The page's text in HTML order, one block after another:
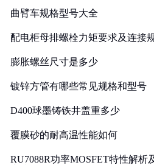
曲臂车规格型号大全
配电柜母排螺栓力矩要求及连接
膨胀螺丝尺寸是多少
镀锌方管有哪些常见规格和型号
D400球墨铸铁井盖重多少
覆膜砂的耐高温性能如何
RU7088R功率MOSFET特性解析